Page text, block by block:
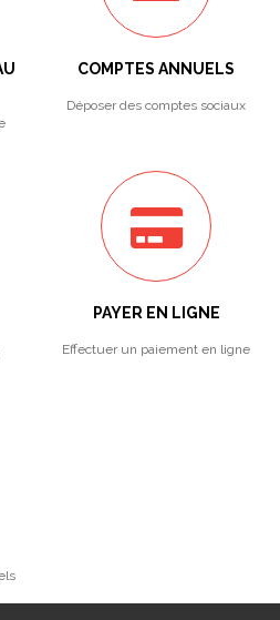
COMPTES ANNUELS
Déposer des comptes sociaux
PAYER EN LIGNE
Effectuer un paiement en ligne